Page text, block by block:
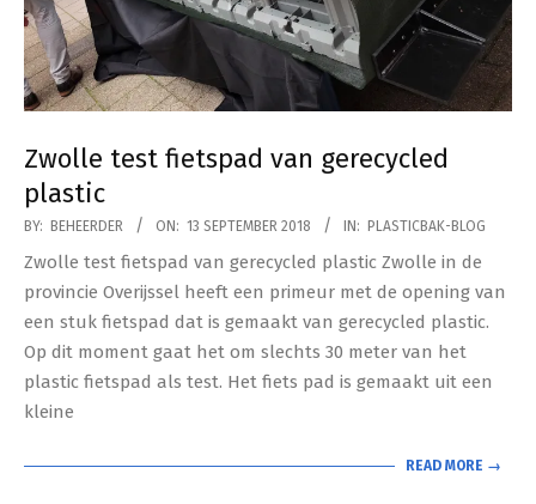
Zwolle test fietspad van gerecycled
plastic
2018-
09-
BY: BEHEERDER ON: 13 SEPTEMBER 2018 IN: PLASTICBAK-BLOG
Zwolle test fietspad van gerecycled plastic Zwolle in de
provincie Overijssel heeft een primeur met de opening van
een stuk fietspad dat is gemaakt van gerecycled plastic.
Op dit moment gaat het om slechts 30 meter van het
plastic fietspad als test. Het fiets pad is gemaakt uit een
kleine
READ MORE →